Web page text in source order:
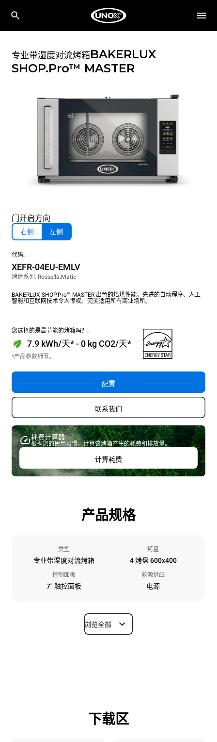
专业带湿度对流烤箱BAKERLUX
SHOP.Pro™ MASTER
门开启方向
右侧 左侧
代码:
XEFR-04EU-EMLV
烤盘系列: Rossella.Matic
BAKERLUX SHOP.Pro™ MASTER 出色的焙烘性能，先进的自动程序、人工
智能和互联网技术令人惊叹。完美适用所有商业场所。
您选择的是最节能的烤箱吗？:
7.9 kWh/天* - 0 kg CO2/天*
*产品参数细节。
配置
联系我们
耗费计算器
根据您的使用习惯，计算该烤箱产生的耗费和排放量。
计算耗费
产品规格
类型
专业带湿度对流烤箱
烤盘
4 烤盘 600x400
控制面板
7" 触控面板
能源供应
电源
尺寸
烤盘规格
浏览全部
下载区